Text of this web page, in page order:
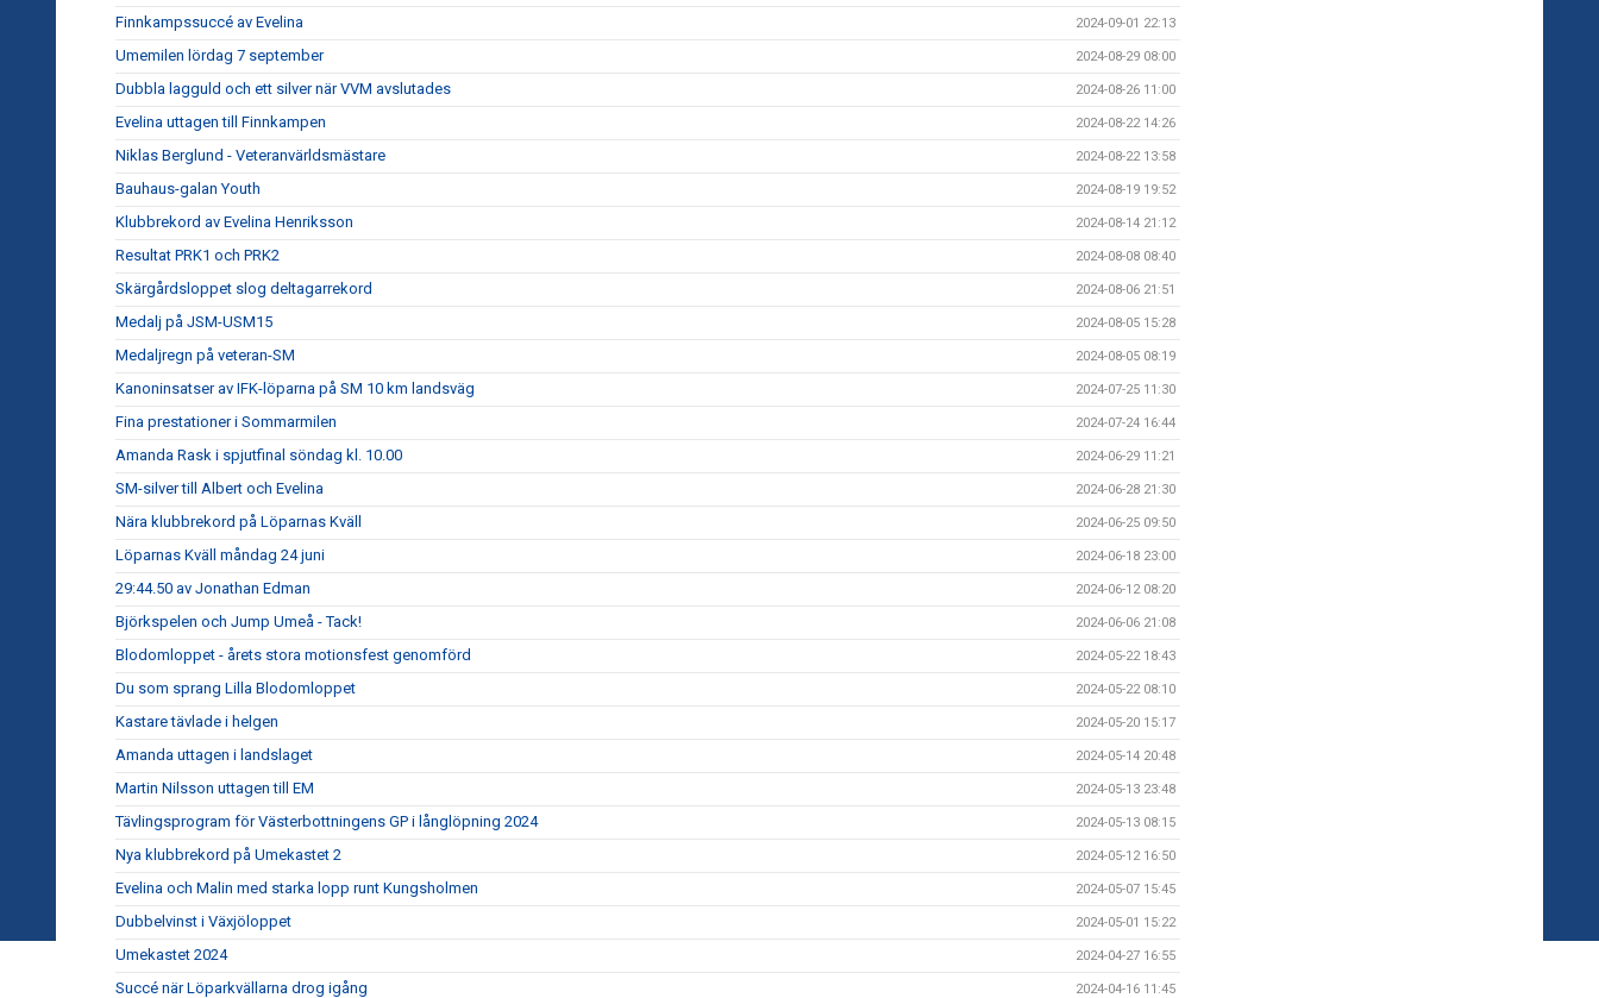
Finnkampssuccé av Evelina 2024-09-01 22:13
Umemilen lördag 7 september 2024-08-29 08:00
Dubbla lagguld och ett silver när VVM avslutades 2024-08-26 11:00
Evelina uttagen till Finnkampen 2024-08-22 14:26
Niklas Berglund - Veteranvärldsmästare 2024-08-22 13:58
Bauhaus-galan Youth 2024-08-19 19:52
Klubbrekord av Evelina Henriksson 2024-08-14 21:12
Resultat PRK1 och PRK2 2024-08-08 08:40
Skärgårdsloppet slog deltagarrekord 2024-08-06 21:51
Medalj på JSM-USM15 2024-08-05 15:28
Medaljregn på veteran-SM 2024-08-05 08:19
Kanoninsatser av IFK-löparna på SM 10 km landsväg 2024-07-25 11:30
Fina prestationer i Sommarmilen 2024-07-24 16:44
Amanda Rask i spjutfinal söndag kl. 10.00 2024-06-29 11:21
SM-silver till Albert och Evelina 2024-06-28 21:30
Nära klubbrekord på Löparnas Kväll 2024-06-25 09:50
Löparnas Kväll måndag 24 juni 2024-06-18 23:00
29:44.50 av Jonathan Edman 2024-06-12 08:20
Björkspelen och Jump Umeå - Tack! 2024-06-06 21:08
Blodomloppet - årets stora motionsfest genomförd 2024-05-22 18:43
Du som sprang Lilla Blodomloppet 2024-05-22 08:10
Kastare tävlade i helgen 2024-05-20 15:17
Amanda uttagen i landslaget 2024-05-14 20:48
Martin Nilsson uttagen till EM 2024-05-13 23:48
Tävlingsprogram för Västerbottningens GP i långlöpning 2024 2024-05-13 08:15
Nya klubbrekord på Umekastet 2 2024-05-12 16:50
Evelina och Malin med starka lopp runt Kungsholmen 2024-05-07 15:45
Dubbelvinst i Växjöloppet 2024-05-01 15:22
Umekastet 2024 2024-04-27 16:55
Succé när Löparkvällarna drog igång 2024-04-16 11:45